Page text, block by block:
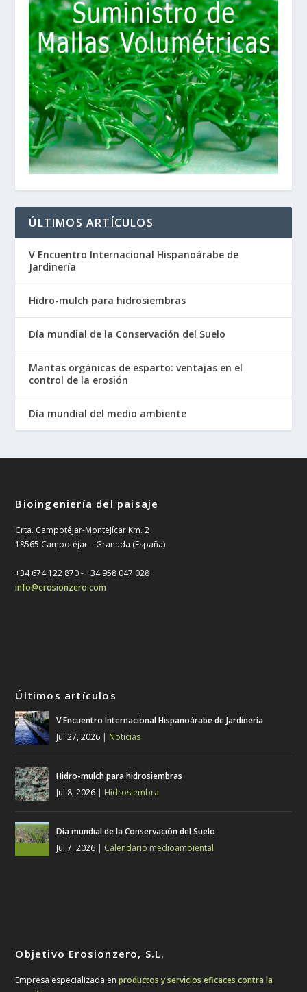
ÚLTIMOS ARTÍCULOS
V Encuentro Internacional Hispanoárabe de
Jardinería
Hidro-mulch para hidrosiembras
Día mundial de la Conservación del Suelo
Mantas orgánicas de esparto: ventajas en el
control de la erosión
Día mundial del medio ambiente
Bioingeniería del paisaje
Crta. Campotéjar-Montejícar Km. 2
18565 Campotéjar – Granada (España)
+34 674 122 870 - ‎+34 958 047 028
info@erosionzero.com
Últimos artículos
V Encuentro Internacional Hispanoárabe de Jardinería
Jul 27, 2026 | Noticias
Hidro-mulch para hidrosiembras
Jul 8, 2026 | Hidrosiembra
Día mundial de la Conservación del Suelo
Jul 7, 2026 | Calendario medioambiental
Objetivo Erosionzero, S.L.
Empresa especializada enproductos y servicios eficaces contra la